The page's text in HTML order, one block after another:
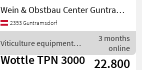
1, 400-liter pneumatic wine
press manufactured by
MAVA (Slovenia) and made
manufactur
Wein & Obstbau Center Guntramsdorf
2353 Guntramsdorf
Viticulture equipment /
Sonstige
3 months
online
Wottle TPN 3000 22.800